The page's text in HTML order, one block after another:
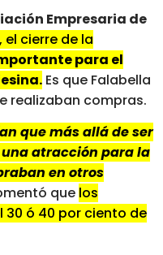
Empresaria de
, el cierre de la
para el
Es que Falabella
realizaban compras.
que más allá de ser
atracción para la
en otros
que los
30 ó 40 por ciento de